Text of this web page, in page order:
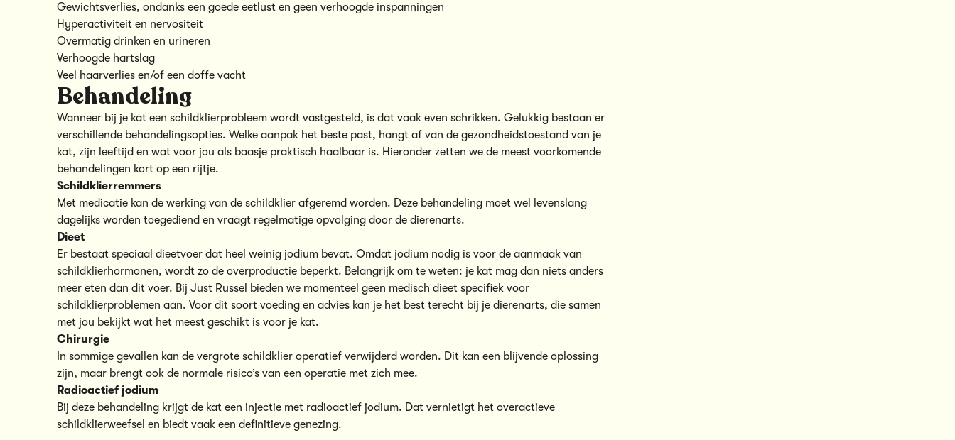
Gewichtsverlies, ondanks een goede eetlust en geen verhoogde inspanningen
Hyperactiviteit en nervositeit
Overmatig drinken en urineren
Verhoogde hartslag
Veel haarverlies en/of een doffe vacht
Behandeling
Wanneer bij je kat een schildklierprobleem wordt vastgesteld, is dat vaak even schrikken. Gelukkig bestaan er
verschillende behandelingsopties. Welke aanpak het beste past, hangt af van de gezondheidstoestand van je
kat, zijn leeftijd en wat voor jou als baasje praktisch haalbaar is. Hieronder zetten we de meest voorkomende
behandelingen kort op een rijtje.
Schildklierremmers
Met medicatie kan de werking van de schildklier afgeremd worden. Deze behandeling moet wel levenslang
dagelijks worden toegediend en vraagt regelmatige opvolging door de dierenarts.
Dieet
Er bestaat speciaal dieetvoer dat heel weinig jodium bevat. Omdat jodium nodig is voor de aanmaak van
schildklierhormonen, wordt zo de overproductie beperkt. Belangrijk om te weten: je kat mag dan niets anders
meer eten dan dit voer. Bij Just Russel bieden we momenteel geen medisch dieet specifiek voor
schildklierproblemen aan. Voor dit soort voeding en advies kan je het best terecht bij je dierenarts, die samen
met jou bekijkt wat het meest geschikt is voor je kat.
Chirurgie
In sommige gevallen kan de vergrote schildklier operatief verwijderd worden. Dit kan een blijvende oplossing
zijn, maar brengt ook de normale risico’s van een operatie met zich mee.
Radioactief jodium
Bij deze behandeling krijgt de kat een injectie met radioactief jodium. Dat vernietigt het overactieve
schildklierweefsel en biedt vaak een definitieve genezing.